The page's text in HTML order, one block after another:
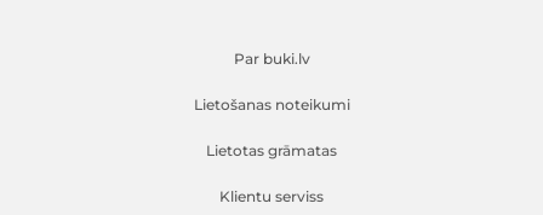
Par buki.lv
Lietošanas noteikumi
Lietotas grāmatas
Klientu serviss